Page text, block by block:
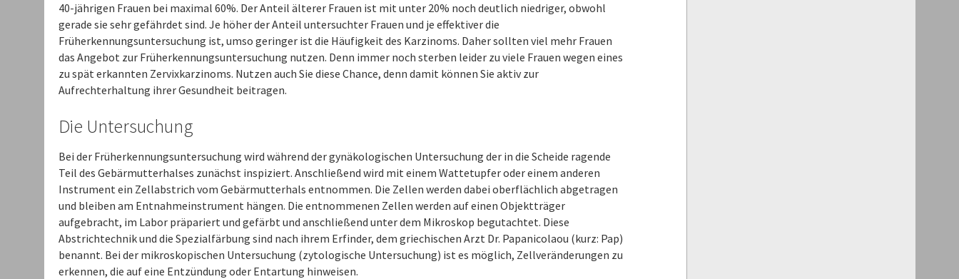
40-jährigen Frauen bei maximal 60%. Der Anteil älterer Frauen ist mit unter 20% noch deutlich niedriger, obwohl
gerade sie sehr gefährdet sind. Je höher der Anteil untersuchter Frauen und je effektiver die
Früherkennungsuntersuchung ist, umso geringer ist die Häufigkeit des Karzinoms. Daher sollten viel mehr Frauen
das Angebot zur Früherkennungsuntersuchung nutzen. Denn immer noch sterben leider zu viele Frauen wegen eines
zu spät erkannten Zervixkarzinoms. Nutzen auch Sie diese Chance, denn damit können Sie aktiv zur
Aufrechterhaltung ihrer Gesundheit beitragen.
Die Untersuchung
Bei der Früherkennungsuntersuchung wird während der gynäkologischen Untersuchung der in die Scheide ragende
Teil des Gebärmutterhalses zunächst inspiziert. Anschließend wird mit einem Wattetupfer oder einem anderen
Instrument ein Zellabstrich vom Gebärmutterhals entnommen. Die Zellen werden dabei oberflächlich abgetragen
und bleiben am Entnahmeinstrument hängen. Die entnommenen Zellen werden auf einen Objektträger
aufgebracht, im Labor präpariert und gefärbt und anschließend unter dem Mikroskop begutachtet. Diese
Abstrichtechnik und die Spezialfärbung sind nach ihrem Erfinder, dem griechischen Arzt Dr. Papanicolaou (kurz: Pap)
benannt. Bei der mikroskopischen Untersuchung (zytologische Untersuchung) ist es möglich, Zellveränderungen zu
erkennen, die auf eine Entzündung oder Entartung hinweisen.